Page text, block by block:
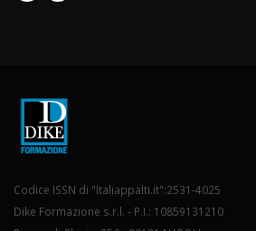
Codice ISSN di "Italiappalti.it":2531-4025
Dike Formazione s.r.l. - P.I.: 10859131210